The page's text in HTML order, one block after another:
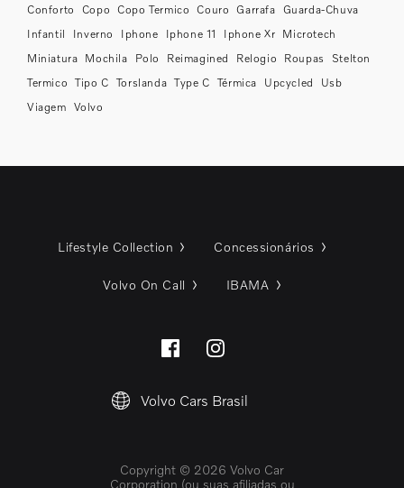
Conforto
Copo Copo Termico Couro Garrafa Guarda-Chuva
Infantil
Inverno Iphone Iphone 11 Iphone Xr Microtech
Miniatura Mochila Polo Reimagined Relogio Roupas
Stelton
Termico
Tipo C Torslanda Type C Térmica Upcycled
Usb
Viagem Volvo
Lifestyle Collection Concessionários
Volvo On Call IBAMA
Volvo Cars Brasil
Copyright © 2026 Volvo Car
Corporation (ou suas afiliadas ou